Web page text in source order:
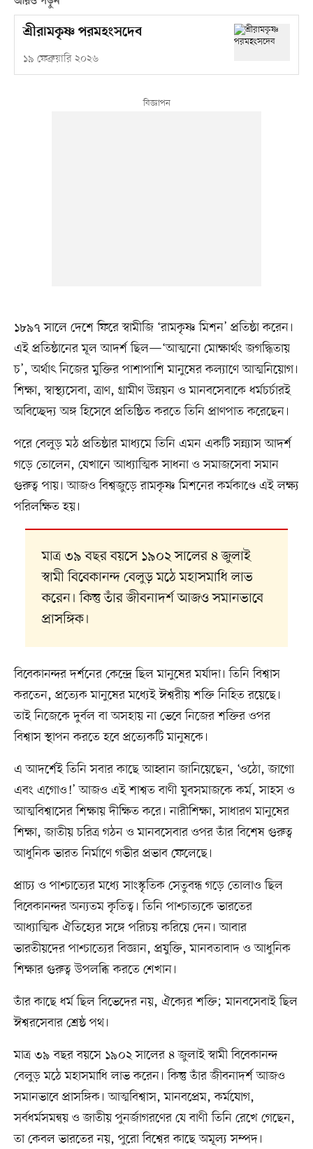
শ্রীরামকৃষ্ণ পরমহংসদেব
১৯ ফেব্রুয়ারি ২০২৬
১৮৯৭ সালে দেশে ফিরে স্বামীজি ‘রামকৃষ্ণ মিশন’ প্রতিষ্ঠা করেন।
এই প্রতিষ্ঠানের মূল আদর্শ ছিল—‘আত্মনো মোক্ষার্থং জগদ্ধিতায়
চ’, অর্থাৎ নিজের মুক্তির পাশাপাশি মানুষের কল্যাণে আত্মনিয়োগ।
শিক্ষা, স্বাস্থ্যসেবা, ত্রাণ, গ্রামীণ উন্নয়ন ও মানবসেবাকে ধর্মচর্চারই
অবিচ্ছেদ্য অঙ্গ হিসেবে প্রতিষ্ঠিত করতে তিনি প্রাণপাত করেছেন।
পরে বেলুড় মঠ প্রতিষ্ঠার মাধ্যমে তিনি এমন একটি সন্ন্যাস আদর্শ
গড়ে তোলেন, যেখানে আধ্যাত্মিক সাধনা ও সমাজসেবা সমান
গুরুত্ব পায়। আজও বিশ্বজুড়ে রামকৃষ্ণ মিশনের কর্মকাণ্ডে এই লক্ষ্য
পরিলক্ষিত হয়।
মাত্র ৩৯ বছর বয়সে ১৯০২ সালের ৪ জুলাই
স্বামী বিবেকানন্দ বেলুড় মঠে মহাসমাধি লাভ
করেন। কিন্তু তাঁর জীবনাদর্শ আজও সমানভাবে
প্রাসঙ্গিক।
বিবেকানন্দর দর্শনের কেন্দ্রে ছিল মানুষের মর্যাদা। তিনি বিশ্বাস
করতেন, প্রত্যেক মানুষের মধ্যেই ঈশ্বরীয় শক্তি নিহিত রয়েছে।
তাই নিজেকে দুর্বল বা অসহায় না ভেবে নিজের শক্তির ওপর
বিশ্বাস স্থাপন করতে হবে প্রত্যেকটি মানুষকে।
এ আদর্শেই তিনি সবার কাছে আহ্বান জানিয়েছেন, ‘ওঠো, জাগো
এবং এগোও!’ আজও এই শাশ্বত বাণী যুবসমাজকে কর্ম, সাহস ও
আত্মবিশ্বাসের শিক্ষায় দীক্ষিত করে। নারীশিক্ষা, সাধারণ মানুষের
শিক্ষা, জাতীয় চরিত্র গঠন ও মানবসেবার ওপর তাঁর বিশেষ গুরুত্ব
আধুনিক ভারত নির্মাণে গভীর প্রভাব ফেলেছে।
প্রাচ্য ও পাশ্চাত্যের মধ্যে সাংস্কৃতিক সেতুবন্ধ গড়ে তোলাও ছিল
বিবেকানন্দর অন্যতম কৃতিত্ব। তিনি পাশ্চাত্যকে ভারতের
আধ্যাত্মিক ঐতিহ্যের সঙ্গে পরিচয় করিয়ে দেন। আবার
ভারতীয়দের পাশ্চাত্যের বিজ্ঞান, প্রযুক্তি, মানবতাবাদ ও আধুনিক
শিক্ষার গুরুত্ব উপলব্ধি করতে শেখান।
তাঁর কাছে ধর্ম ছিল বিভেদের নয়, ঐক্যের শক্তি; মানবসেবাই ছিল
ঈশ্বরসেবার শ্রেষ্ঠ পথ।
মাত্র ৩৯ বছর বয়সে ১৯০২ সালের ৪ জুলাই স্বামী বিবেকানন্দ
বেলুড় মঠে মহাসমাধি লাভ করেন। কিন্তু তাঁর জীবনাদর্শ আজও
সমানভাবে প্রাসঙ্গিক। আত্মবিশ্বাস, মানবপ্রেম, কর্মযোগ,
সর্বধর্মসমন্বয় ও জাতীয় পুনর্জাগরণের যে বাণী তিনি রেখে গেছেন,
তা কেবল ভারতের নয়, পুরো বিশ্বের কাছে অমূল্য সম্পদ।